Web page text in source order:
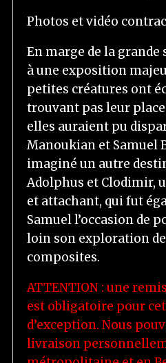
Photos et vidéo
En marge de la
à une exposition
petites créatures ont
trouvant pas leur
elles auraient pu
Manoukian et Samuel
imaginé un autre
Adolphus et Clodimir,
et attachant, qui fut
Samuel l’occasion de
loin son exploration
composites.
ATTENTION : une
est obligatoire pour
d’exception. Nous
livraison